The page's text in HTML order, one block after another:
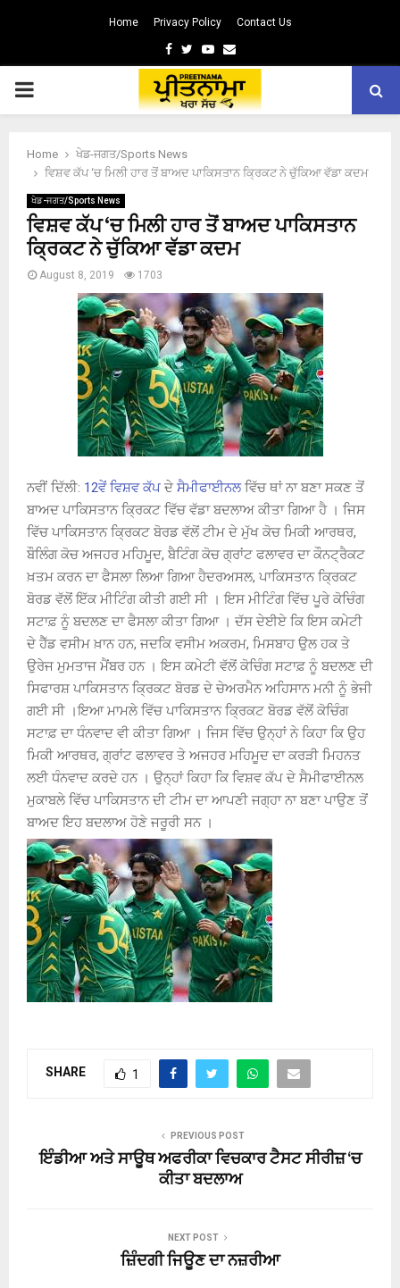
Home Privacy Policy Contact Us
Facebook
TwitterYoutube
Email
PRIMARY
Home
ਖੇਡ-ਜਗਤ/Sports News
ਵਿਸ਼ਵ ਕੱਪ ‘ਚ ਮਿਲੀ ਹਾਰ ਤੋਂ ਬਾਅਦ ਪਾਕਿਸਤਾਨ ਕ੍ਰਿਕਟ ਨੇ ਚੁੱਕਿਆ ਵੱਡਾ ਕਦਮ
ਖੇਡ-ਜਗਤ/Sports News
ਵਿਸ਼ਵ ਕੱਪ ‘ਚ ਮਿਲੀ ਹਾਰ ਤੋਂ ਬਾਅਦ ਪਾਕਿਸਤਾਨ
ਕ੍ਰਿਕਟ ਨੇ ਚੁੱਕਿਆ ਵੱਡਾ ਕਦਮ
August 8, 2019 1703
ਨਵੀਂ ਦਿੱਲੀ: 12ਵੇਂ ਵਿਸ਼ਵ ਕੱਪ ਦੇ ਸੈਮੀਫਾਈਨਲਵਿੱਚ ਥਾਂ ਨਾ ਬਣਾ ਸਕਣ ਤੋਂ
ਬਾਅਦ ਪਾਕਿਸਤਾਨ ਕ੍ਰਿਕਟ ਵਿੱਚ ਵੱਡਾ ਬਦਲਾਅ ਕੀਤਾ ਗਿਆ ਹੈ । ਜਿਸ
ਵਿੱਚ ਪਾਕਿਸਤਾਨ ਕ੍ਰਿਕਟ ਬੋਰਡ ਵੱਲੋਂ ਟੀਮ ਦੇ ਮੁੱਖ ਕੋਚ ਮਿਕੀ ਆਰਥਰ,
ਬੌਲਿੰਗ ਕੋਚ ਅਜਹਰ ਮਹਿਮੂਦ, ਬੈਟਿੰਗ ਕੋਚ ਗ੍ਰਾਂਟ ਫਲਾਵਰ ਦਾ ਕੌਨਟ੍ਰੈਕਟ
ਖ਼ਤਮ ਕਰਨ ਦਾ ਫੈਸਲਾ ਲਿਆ ਗਿਆ ਹੈਦਰਅਸਲ, ਪਾਕਿਸਤਾਨ ਕ੍ਰਿਕਟ
ਬੋਰਡ ਵੱਲੋਂ ਇੱਕ ਮੀਟਿੰਗ ਕੀਤੀ ਗਈ ਸੀ । ਇਸ ਮੀਟਿੰਗ ਵਿੱਚ ਪੂਰੇ ਕੋਚਿੰਗ
ਸਟਾਫ਼ ਨੂੰ ਬਦਲਣ ਦਾ ਫੈਸਲਾ ਕੀਤਾ ਗਿਆ । ਦੱਸ ਦੇਈਏ ਕਿ ਇਸ ਕਮੇਟੀ
ਦੇ ਹੈੱਡ ਵਸੀਮ ਖ਼ਾਨ ਹਨ, ਜਦਕਿ ਵਸੀਮ ਅਕਰਮ, ਮਿਸਬਾਹ ਉਲ ਹਕ ਤੇ
ਉਰੇਜ ਮੁਮਤਾਜ ਮੈਂਬਰ ਹਨ । ਇਸ ਕਮੇਟੀ ਵੱਲੋਂ ਕੋਚਿੰਗ ਸਟਾਫ਼ ਨੂੰ ਬਦਲਣ ਦੀ
ਸਿਫਾਰਸ਼ ਪਾਕਿਸਤਾਨ ਕ੍ਰਿਕਟ ਬੋਰਡ ਦੇ ਚੇਅਰਮੈਨ ਅਹਿਸਾਨ ਮਨੀ ਨੂੰ ਭੇਜੀ
ਗਈ ਸੀ ।ਇਆ ਮਾਮਲੇ ਵਿੱਚ ਪਾਕਿਸਤਾਨ ਕ੍ਰਿਕਟ ਬੋਰਡ ਵੱਲੋਂ ਕੋਚਿੰਗ
ਸਟਾਫ਼ ਦਾ ਧੰਨਵਾਦ ਵੀ ਕੀਤਾ ਗਿਆ । ਜਿਸ ਵਿੱਚ ਉਨ੍ਹਾਂ ਨੇ ਕਿਹਾ ਕਿ ਉਹ
ਮਿਕੀ ਆਰਥਰ, ਗ੍ਰਾਂਟ ਫਲਾਵਰ ਤੇ ਅਜਹਰ ਮਹਿਮੂਦ ਦਾ ਕਰੜੀ ਮਿਹਨਤ
ਲਈ ਧੰਨਵਾਦ ਕਰਦੇ ਹਨ । ਉਨ੍ਹਾਂ ਕਿਹਾ ਕਿ ਵਿਸ਼ਵ ਕੱਪ ਦੇ ਸੈਮੀਫਾਈਨਲ
ਮੁਕਾਬਲੇ ਵਿੱਚ ਪਾਕਿਸਤਾਨ ਦੀ ਟੀਮ ਦਾ ਆਪਣੀ ਜਗ੍ਹਾ ਨਾ ਬਣਾ ਪਾਉਣ ਤੋਂ
ਬਾਅਦ ਇਹ ਬਦਲਾਅ ਹੋਣੇ ਜਰੂਰੀ ਸਨ ।
SHARE 1
PREVIOUS POST
ਇੰਡੀਆ ਅਤੇ ਸਾਊਥ ਅਫਰੀਕਾ ਵਿਚਕਾਰ ਟੈਸਟ ਸੀਰੀਜ਼ ‘ਚ
ਕੀਤਾ ਬਦਲਾਅ
NEXT POST
ਜ਼ਿੰਦਗੀ ਜਿਊਣ ਦਾ ਨਜ਼ਰੀਆ